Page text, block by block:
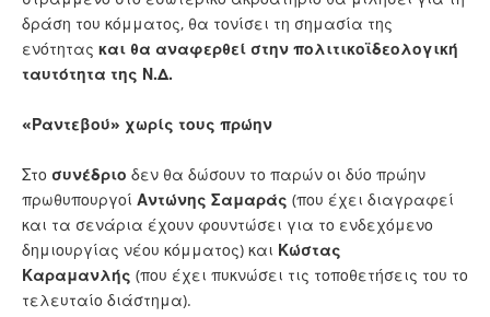
δράση του κόμματος, θα τονίσει τη σημασία της
ενότητας και θα αναφερθεί στην πολιτικοϊδεολογική
ταυτότητα της Ν.Δ.
«Ραντεβού» χωρίς τους πρώην
Στο συνέδριο δεν θα δώσουν το παρών οι δύο πρώην
πρωθυπουργοί Αντώνης Σαμαράς (που έχει διαγραφεί
και τα σενάρια έχουν φουντώσει για το ενδεχόμενο
δημιουργίας νέου κόμματος) και Κώστας
Καραμανλής (που έχει πυκνώσει τις τοποθετήσεις του το
τελευταίο διάστημα).